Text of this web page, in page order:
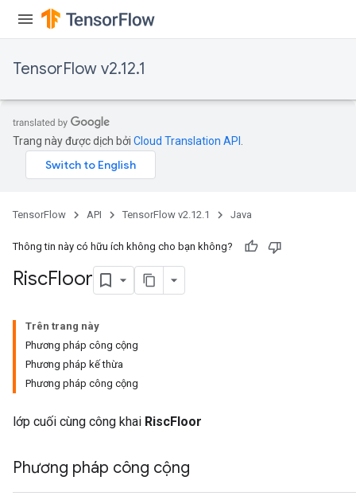
TensorFlow v2.12.1
Trang này được dịch bởi Cloud Translation API
TensorFlow API TensorFlow v2.12.1 Java
Thông tin này có hữu ích không cho bạn không?
RiscFloor
Trên trang này
Phương pháp công cộng
Phương pháp kế thừa
Phương pháp công cộng
lớp cuối cùng công khai RiscFloor
Phương pháp công cộng